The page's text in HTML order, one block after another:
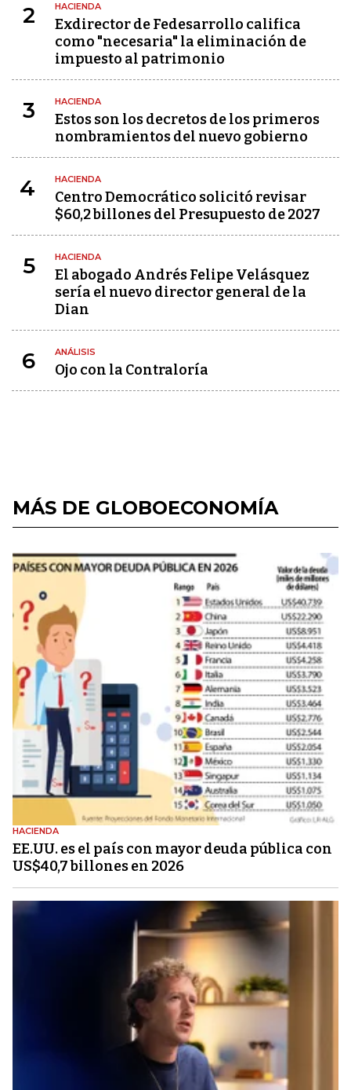
2 HACIENDA
Exdirector de Fedesarrollo califica
como "necesaria" la eliminación de
impuesto al patrimonio
3 HACIENDA
Estos son los decretos de los primeros
nombramientos del nuevo gobierno
4 HACIENDA
Centro Democrático solicitó revisar
$60,2 billones del Presupuesto de 2027
5 HACIENDA
El abogado Andrés Felipe Velásquez
sería el nuevo director general de la
Dian
6 ANÁLISIS
Ojo con la Contraloría
MÁS DE GLOBOECONOMÍA
HACIENDA
EE.UU. es el país con mayor deuda pública con
US$40,7 billones en 2026